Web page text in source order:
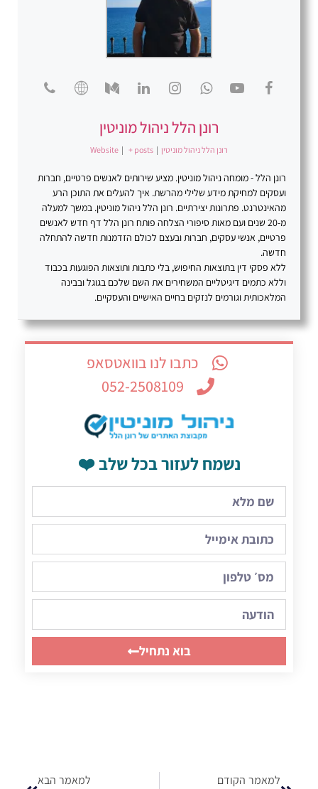
רונן הלל ניהול מוניטין
רונן הלל ניהול מוניטין |
Website | + posts
רונן הלל - מומחה ניהול מוניטין. מציע שירותים לאנשים פרטיים, חברות
ועסקים למחיקת מידע שלילי מהרשת. איך להעלים את התוכן הרע
מהאינטרנט. פתרונות יצירתיים. רונן הלל ניהול מוניטין. במשך למעלה
מ-20 שנים ועם מאות סיפורי הצלחה פותח רונן הלל דף חדש לאנשים
פרטיים, אנשי עסקים, חברות ובעצם לכולם הזדמנות חדשה להתחלה
חדשה.
ללא פסקי דין בתוצאות החיפוש, בלי כתבות ותוצאות הפוגעות בכבוד
וללא כתמים דיגיטליים המשחירים את השם שלכם בגוגל ובבינה
המלאכותית וגורמים לנזקים בחיים האישיים והעסקיים.
כתבו לנו בוואטסאפ
052-2508109
נשמח לעזור בכל שלב ❤️
בוא נתחיל
למאמר הקודם למאמר הבא